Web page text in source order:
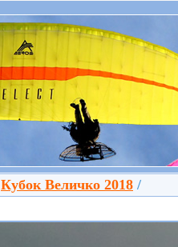
Кубок Величко 2018 /